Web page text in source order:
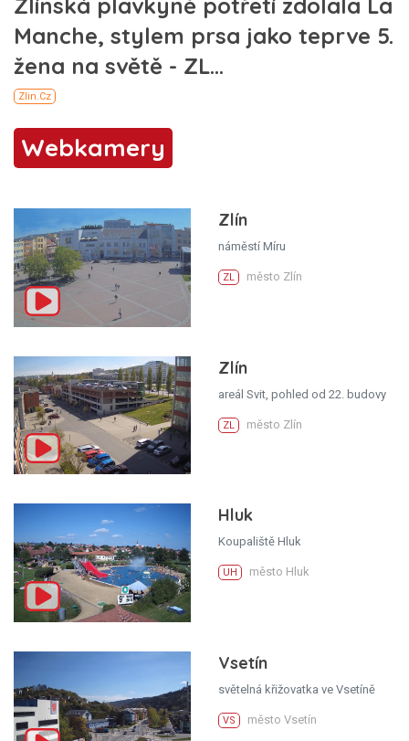
Webkamery
Zlín
náměstí Míru
ZL město Zlín
Zlín
areál Svit, pohled od 22. budovy
ZL město Zlín
Hluk
Koupaliště Hluk
UH město Hluk
Vsetín
světelná křižovatka ve Vsetíně
VS město Vsetín